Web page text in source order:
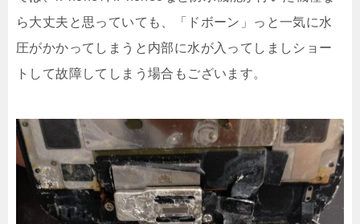
ら大丈夫と思っていても、「ドボーン」っと一気に水
圧がかかってしまうと内部に水が入ってしましショー
トして故障してしまう場合もございます。